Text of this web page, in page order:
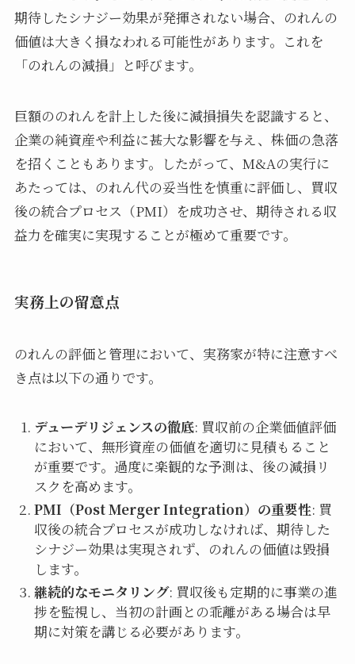
期待したシナジー効果が発揮されない場合、のれんの
価値は大きく損なわれる可能性があります。これを
「のれんの減損」と呼びます。
巨額ののれんを計上した後に減損損失を認識すると、
企業の純資産や利益に甚大な影響を与え、株価の急落
を招くこともあります。したがって、M&Aの実行に
あたっては、のれん代の妥当性を慎重に評価し、買収
後の統合プロセス（PMI）を成功させ、期待される収
益力を確実に実現することが極めて重要です。
実務上の留意点
のれんの評価と管理において、実務家が特に注意すべ
き点は以下の通りです。
デューデリジェンスの徹底: 買収前の企業価値評価
において、無形資産の価値を適切に見積もること
が重要です。過度に楽観的な予測は、後の減損リ
スクを高めます。
PMI（Post Merger Integration）の重要性: 買
収後の統合プロセスが成功しなければ、期待した
シナジー効果は実現されず、のれんの価値は毀損
します。
継続的なモニタリング: 買収後も定期的に事業の進
捗を監視し、当初の計画との乖離がある場合は早
期に対策を講じる必要があります。